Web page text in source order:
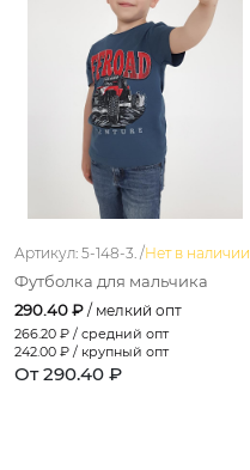
Артикул: 5-148-3. /Нет в наличии
Футболка для мальчика
290.40 ₽ / мелкий опт
266.20 ₽ / средний опт
242.00 ₽ / крупный опт
От 290.40 ₽